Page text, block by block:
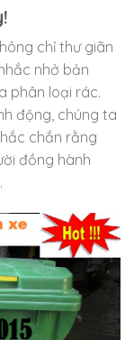
chỉ thư giãn
nhở bản
phân loại rác.
động, chúng ta
chắn rằng
đồng hành